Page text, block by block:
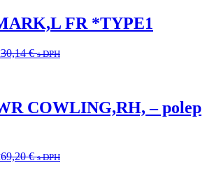
FR *TYPE1
30,14€ s DPH
COWLING,RH, – polep
69,20€ s DPH